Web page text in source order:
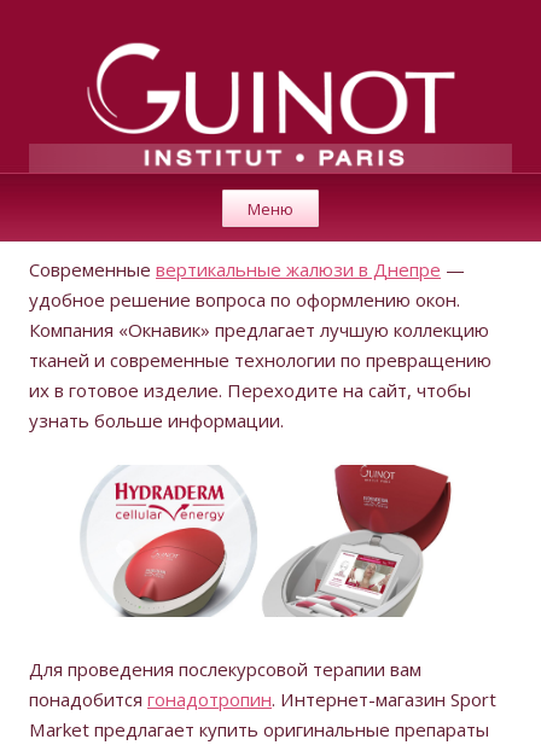
Косметика класса люкс для профессионалов от института
«Guinot» (Париж).
Меню
Современные вертикальные жалюзи в Днепре —
удобное решение вопроса по оформлению окон.
Компания «Окнавик» предлагает лучшую коллекцию
тканей и современные технологии по превращению
их в готовое изделие. Переходите на сайт, чтобы
узнать больше информации.
Для проведения послекурсовой терапии вам
понадобится гонадотропин. Интернет-магазин Sport
Market предлагает купить оригинальные препараты